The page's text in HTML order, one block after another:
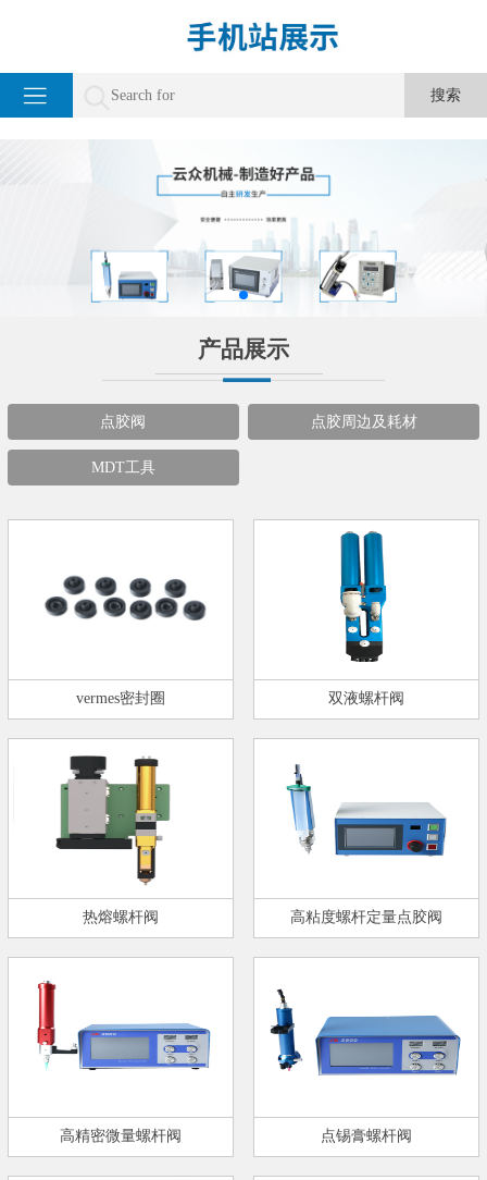
产品展示
点胶阀 点胶周边及耗材
MDT工具
vermes密封圈 双液螺杆阀
热熔螺杆阀 高粘度螺杆定量点胶阀
高精密微量螺杆阀 点锡膏螺杆阀